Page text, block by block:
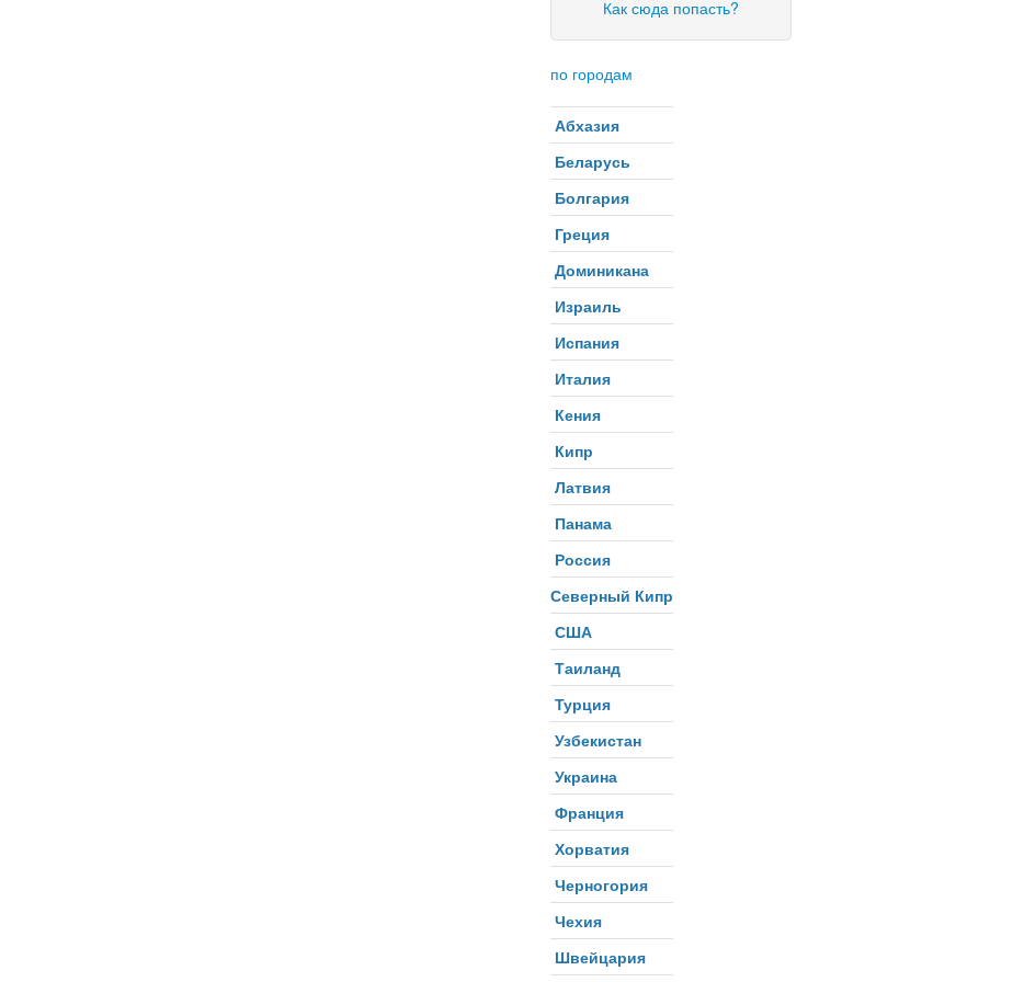
Как сюда попасть?
по городам
Абхазия
Беларусь
Болгария
Греция
Доминикана
Израиль
Испания
Италия
Кения
Кипр
Латвия
Панама
Россия
Северный Кипр
США
Таиланд
Турция
Узбекистан
Украина
Франция
Хорватия
Черногория
Чехия
Швейцария